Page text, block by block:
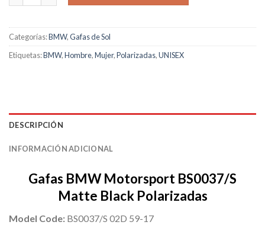
Categorías:BMW,Gafas de Sol
Etiquetas:BMW,Hombre,Mujer,Polarizadas,UNISEX
DESCRIPCIÓN
INFORMACIÓN ADICIONAL
Gafas BMW Motorsport BS0037/S
Matte Black Polarizadas
Model Code: BS0037/S 02D 59-17